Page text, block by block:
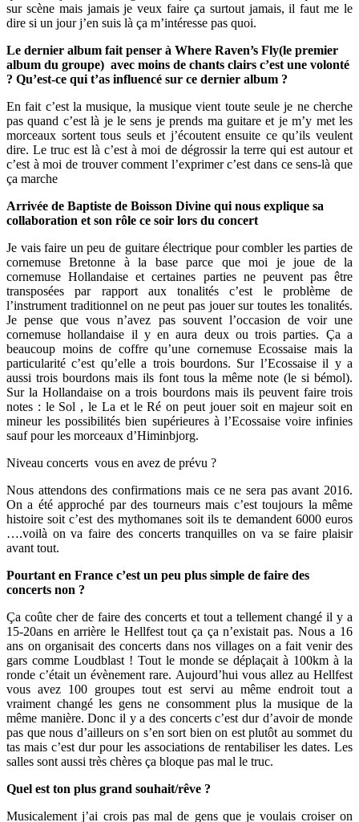
sur scène mais jamais je veux faire ça surtout jamais, il faut me le
dire si un jour j’en suis là ça m’intéresse pas quoi.
Le dernier album fait penser à Where Raven’s Fly(le premier
album du groupe) avec moins de chants clairs c’est une volonté
? Qu’est-ce qui t’as influencé sur ce dernier album ?
En fait c’est la musique, la musique vient toute seule je ne cherche
pas quand c’est là je le sens je prends ma guitare et je m’y met les
morceaux sortent tous seuls et j’écoutent ensuite ce qu’ils veulent
dire. Le truc est là c’est à moi de dégrossir la terre qui est autour et
c’est à moi de trouver comment l’exprimer c’est dans ce sens-là que
ça marche
Arrivée de Baptiste de Boisson Divine qui nous explique sa
collaboration et son rôle ce soir lors du concert
Je vais faire un peu de guitare électrique pour combler les parties de
cornemuse Bretonne à la base parce que moi je joue de la
cornemuse Hollandaise et certaines parties ne peuvent pas être
transposées par rapport aux tonalités c’est le problème de
l’instrument traditionnel on ne peut pas jouer sur toutes les tonalités.
Je pense que vous n’avez pas souvent l’occasion de voir une
cornemuse hollandaise il y en aura deux ou trois parties. Ça a
beaucoup moins de coffre qu’une cornemuse Ecossaise mais la
particularité c’est qu’elle a trois bourdons. Sur l’Ecossaise il y a
aussi trois bourdons mais ils font tous la même note (le si bémol).
Sur la Hollandaise on a trois bourdons mais ils peuvent faire trois
notes : le Sol , le La et le Ré on peut jouer soit en majeur soit en
mineur les possibilités bien supérieures à l’Ecossaise voire infinies
sauf pour les morceaux d’Himinbjorg.
Niveau concerts vous en avez de prévu ?
Nous attendons des confirmations mais ce ne sera pas avant 2016.
On a été approché par des tourneurs mais c’est toujours la même
histoire soit c’est des mythomanes soit ils te demandent 6000 euros
….voilà on va faire des concerts tranquilles on va se faire plaisir
avant tout.
Pourtant en France c’est un peu plus simple de faire des
concerts non ?
Ça coûte cher de faire des concerts et tout a tellement changé il y a
15-20ans en arrière le Hellfest tout ça ça n’existait pas. Nous a 16
ans on organisait des concerts dans nos villages on a fait venir des
gars comme Loudblast ! Tout le monde se déplaçait à 100km à la
ronde c’était un évènement rare. Aujourd’hui vous allez au Hellfest
vous avez 100 groupes tout est servi au même endroit tout a
vraiment changé les gens ne consomment plus la musique de la
même manière. Donc il y a des concerts c’est dur d’avoir de monde
pas que nous d’ailleurs on s’en sort bien on est plutôt au sommet du
tas mais c’est dur pour les associations de rentabiliser les dates. Les
salles sont aussi très chères ça bloque pas mal le truc.
Quel est ton plus grand souhait/rêve ?
Musicalement j’ai crois pas mal de gens que je voulais croiser on